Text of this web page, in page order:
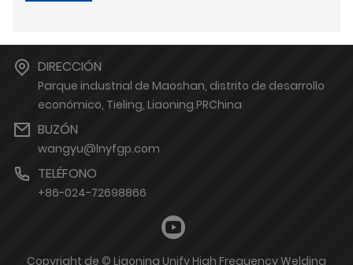
DIRECCIÓN
Parque industrial de Maoshan, distrito de desarrollo
económico, Tieling, Liaoning.PRChina
BUZÓN
wangyu@lnyfgp.com
TELÉFONO
+86-024-72698866
Copyright de © Liaoning Unify High Frequency Welding